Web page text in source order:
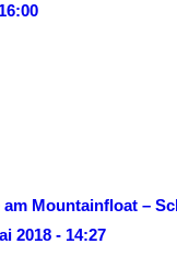
am Mountainfloat –
2018 - 14:27